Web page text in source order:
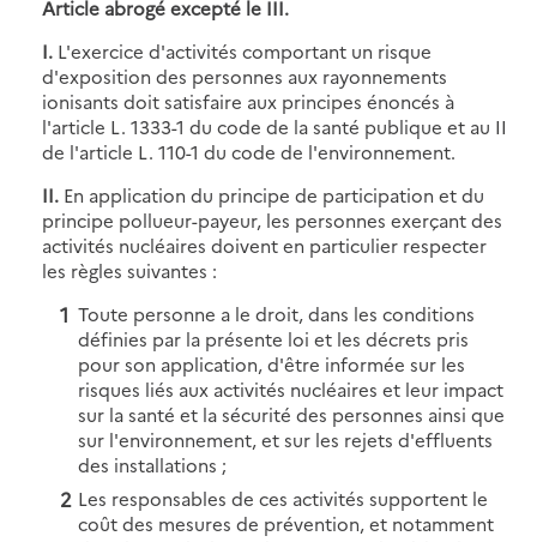
Article abrogé excepté le III.
I. L'exercice d'activités comportant un risque
d'exposition des personnes aux rayonnements
ionisants doit satisfaire aux principes énoncés à
l'article L. 1333-1 du code de la santé publique et au II
de l'article L. 110-1 du code de l'environnement.
II. En application du principe de participation et du
principe pollueur-payeur, les personnes exerçant des
activités nucléaires doivent en particulier respecter
les règles suivantes :
Toute personne a le droit, dans les conditions
définies par la présente loi et les décrets pris
pour son application, d'être informée sur les
risques liés aux activités nucléaires et leur impact
sur la santé et la sécurité des personnes ainsi que
sur l'environnement, et sur les rejets d'effluents
des installations ;
Les responsables de ces activités supportent le
coût des mesures de prévention, et notamment